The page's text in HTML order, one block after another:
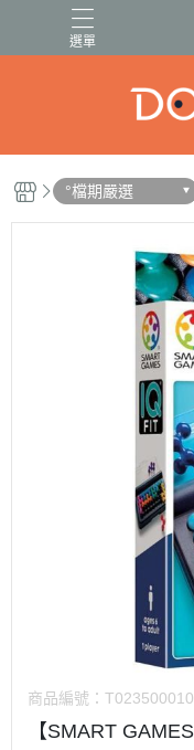
選單
°檔期嚴選
商品編號：
【SMART